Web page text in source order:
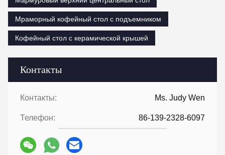
Контакты
Контакты: Ms. Judy Wen
Телефон: 86-139-2328-6097
Мраморный кофейный стол с подъемником
Кофейный стол с керамической крышей